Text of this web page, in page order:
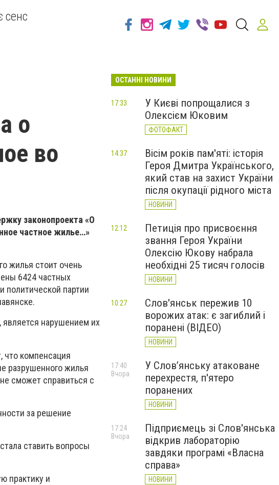
сенс
о
во
законопроекта «О
частное жилье…»
жилья стоит очень
6424 частных
политической партии
является нарушением их
что компенсация
разрушенного жилья
сможет справиться с
за решение
ставить вопросы
практику и
ОСТАННІ НОВИНИ
У Києві попрощалися з
Олексієм Юковим
ФОТОФАКТ
17:33
Вісім років пам'яті: історія
Героя Дмитра Українського,
який став на захист України
після окупації рідного міста
НОВИНИ
14:37
Петиція про присвоєння
звання Героя України
Олексію Юкову набрала
необхідні 25 тисяч голосів
НОВИНИ
12:12
Слов'янськ пережив 10
ворожих атак: є загиблий і
поранені (ВІДЕО)
НОВИНИ
10:27
У Слов’янську атаковане
перехрестя, п'ятеро
поранених
НОВИНИ
17:40
Вчора
Підприємець зі Слов'янська
відкрив лабораторію
завдяки програмі «Власна
справа»
НОВИНИ
17:24
Вчора